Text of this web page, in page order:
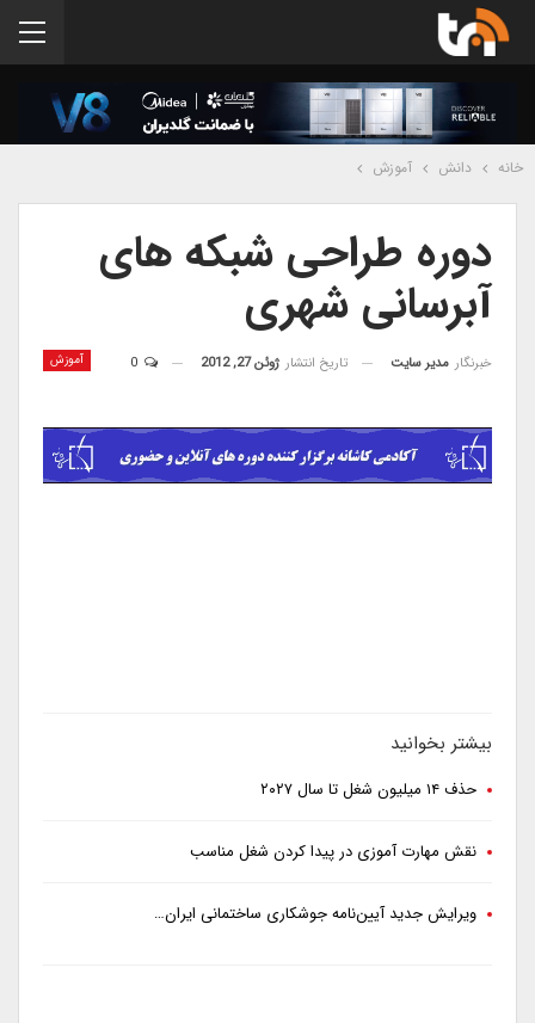
خانه دانش آموزش
دوره طراحی شبکه های
آبرسانی شهری
آموزش خبرنگار مدیر سایت تاریخ انتشار ژوئن 27, 2012
بیشتر بخوانید
حذف ۱۴ میلیون شغل تا سال ۲۰۲۷
نقش مهارت آموزی در پیدا کردن شغل مناسب
ویرایش جدید آیین‌نامه جوشکاری ساختمانی ایران…